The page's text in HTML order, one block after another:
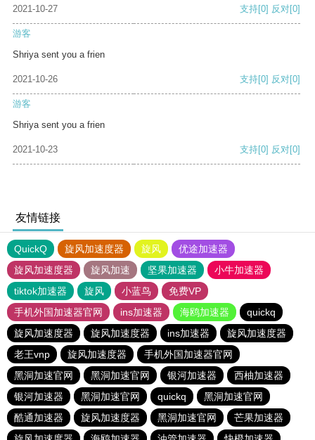
2021-10-27 支持[0] 反对[0]
游客
Shriya sent you a frien
2021-10-26 支持[0] 反对[0]
游客
Shriya sent you a frien
2021-10-23 支持[0] 反对[0]
友情链接
QuickQ 旋风加速度器 旋风
优途加速器
旋风加速度器
旋风加速 坚果加速器
小牛加速器
tiktok加速器
旋风 小蓝鸟
免费VP
手机外国加速器官网
ins加速器 海鸥加速器
quickq
旋风加速度器
旋风加速度器 ins加速器
旋风加速度器
老王vnp
旋风加速度器
手机外国加速器官网
黑洞加速官网
黑洞加速官网 银河加速器
西柚加速器
银河加速器
黑洞加速官网 quickq
黑洞加速官网
酷通加速器
旋风加速度器 黑洞加速官网
芒果加速器